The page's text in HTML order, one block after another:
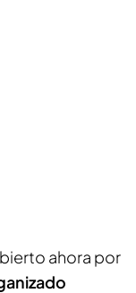
ahora por